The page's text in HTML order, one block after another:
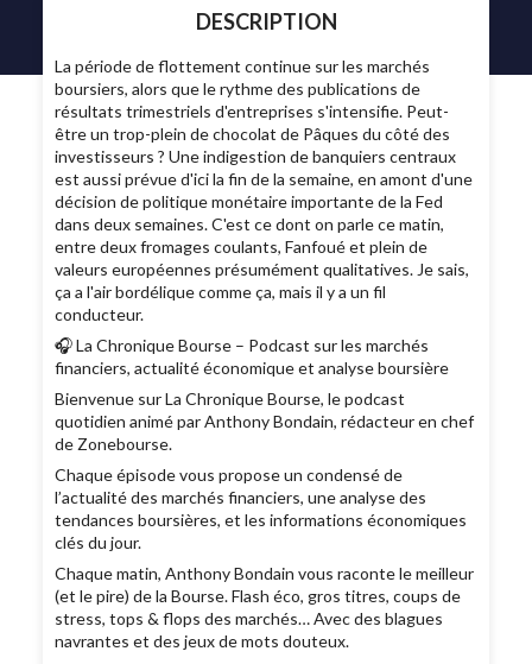
DESCRIPTION
La période de flottement continue sur les marchés
boursiers, alors que le rythme des publications de
résultats trimestriels d'entreprises s'intensifie. Peut-
être un trop-plein de chocolat de Pâques du côté des
investisseurs ? Une indigestion de banquiers centraux
est aussi prévue d'ici la fin de la semaine, en amont d'une
décision de politique monétaire importante de la Fed
dans deux semaines. C'est ce dont on parle ce matin,
entre deux fromages coulants, Fanfoué et plein de
valeurs européennes présumément qualitatives. Je sais,
ça a l'air bordélique comme ça, mais il y a un fil
conducteur.
🎧 La Chronique Bourse – Podcast sur les marchés
financiers, actualité économique et analyse boursière
Bienvenue sur La Chronique Bourse, le podcast
quotidien animé par Anthony Bondain, rédacteur en chef
de Zonebourse.
Chaque épisode vous propose un condensé de
l’actualité des marchés financiers, une analyse des
tendances boursières, et les informations économiques
clés du jour.
Chaque matin, Anthony Bondain vous raconte le meilleur
(et le pire) de la Bourse. Flash éco, gros titres, coups de
stress, tops & flops des marchés… Avec des blagues
navrantes et des jeux de mots douteux.